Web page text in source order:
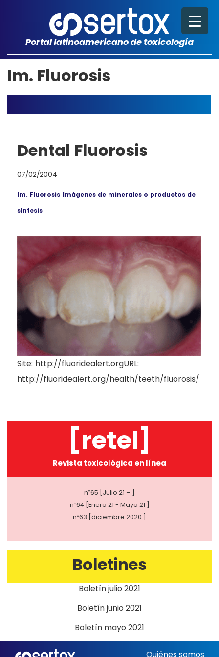
Portal latinoamericano de toxicología
Im. Fluorosis
Dental Fluorosis
07/02/2004
Im. Fluorosis Imágenes de minerales o productos de
síntesis
Site: http://fluoridealert.orgURL:
http://fluoridealert.org/health/teeth/fluorosis/
[retel]
Revista toxicológica en línea
nº65 [Julio 21 – ]
nº64 [Enero 21 - Mayo 21 ]
nº63 [diciembre 2020 ]
Boletines
Boletín julio 2021
Boletín junio 2021
Boletín mayo 2021
Quiénes somos